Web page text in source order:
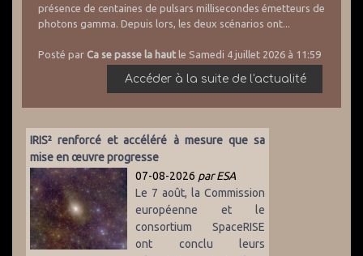
présence de centaines de pulsars millisecondes émetteurs de
photons gamma. Depuis lors, les deux scénarios ont...
Posté par Ca se passe la hautle Samedi 4 juillet 2026 à 11:59
Accéder à la suite de l'actualité
IRIS² renforcé et accéléré à mesure que sa
mise en œuvre progresse
07-08-2026 par ESA
Le 7 août, la Commission
européenne et le
consortium SpaceRISE
ont conclu leurs